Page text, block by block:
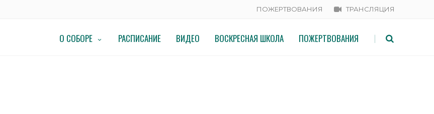
ТРАНСЛЯЦИЯ
ПОЖЕРТВОВАНИЯ
О СОБОРЕ РАСПИСАНИЕ ВИДЕО ВОСКРЕСНАЯ ШКОЛА ПОЖЕРТВОВАНИЯ |